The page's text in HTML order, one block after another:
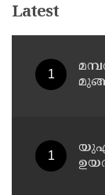
Latest